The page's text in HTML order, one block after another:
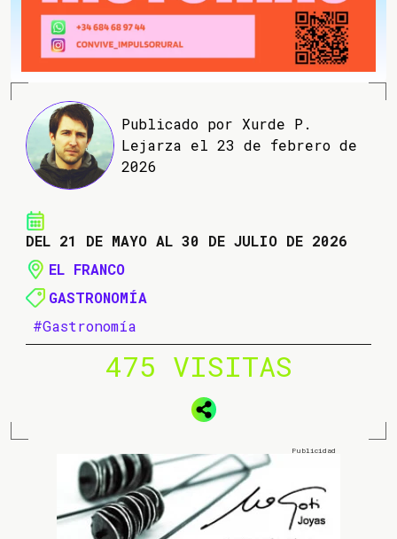
Publicado por Xurde P.
Lejarza el 23 de febrero de
2026
DEL 21 DE MAYO AL 30 DE JULIO DE 2026
EL FRANCO
GASTRONOMÍA
#Gastronomía
475 VISITAS